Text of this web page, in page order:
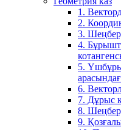
1.
2.
3.
4.
5.
6.
7. Дұрыс
8.
9.